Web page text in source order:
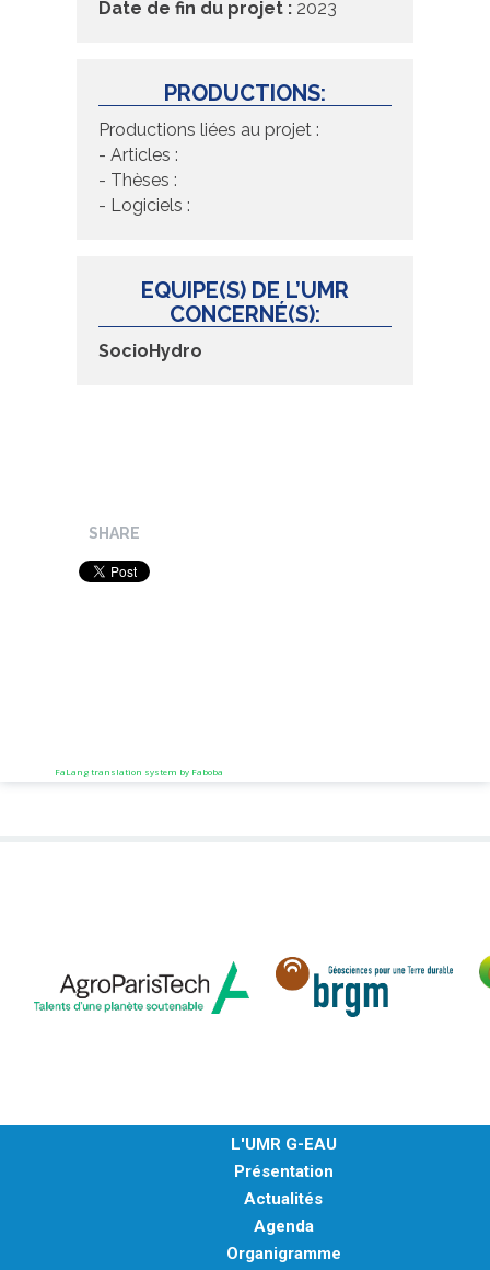
Date de fin du projet : 2023
PRODUCTIONS:
Productions liées au projet :
- Articles :
- Thèses :
- Logiciels :
EQUIPE(S) DE L’UMR
CONCERNÉ(S):
SocioHydro
SHARE
FaLang translation system by Faboba
L'UMR G-EAU
Présentation
Actualités
Agenda
Organigramme